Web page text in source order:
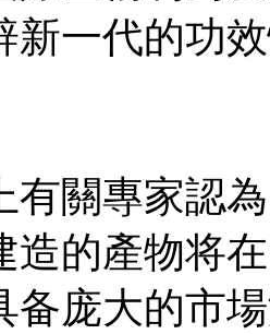
新一代的功
有關專家認
造的產物将
备庞大的市